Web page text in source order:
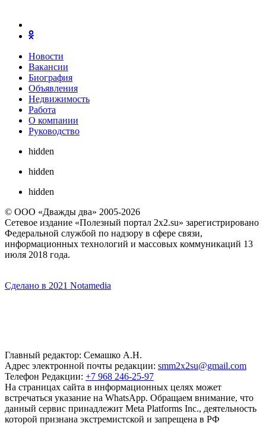
Новости
Вакансии
Биография
Объявления
Недвижимость
Работа
О компании
Руководство
hidden
hidden
hidden
© ООО «Дважды два» 2005-2026
Сетевое издание «Полезный портал 2x2.su» зарегистрировано
Федеральной службой по надзору в сфере связи,
информационных технологий и массовых коммуникаций 13
июля 2018 года.
Сделано в 2021 Notamedia
Главный редактор: Семашко А.Н.
Адрес электронной почты редакции: smm2x2su@gmail.com
Телефон Редакции: +7 968 246-25-97
На страницах сайта в информационных целях может
встречаться указание на WhatsApp. Обращаем внимание, что
данный сервис принадлежит Meta Platforms Inc., деятельность
которой признана экстремистской и запрещена в РФ